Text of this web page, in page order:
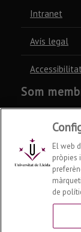
Intranet
Avís legal
Accessibilitat
Som
CSUC REBIUN
Xarxes
El web
pròpies
de